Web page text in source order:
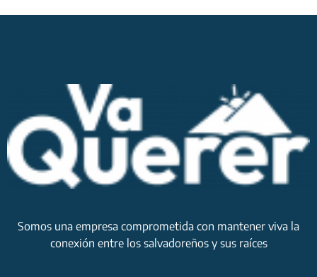
Somos una empresa comprometida con mantener viva la
conexión entre los salvadoreños y sus raíces